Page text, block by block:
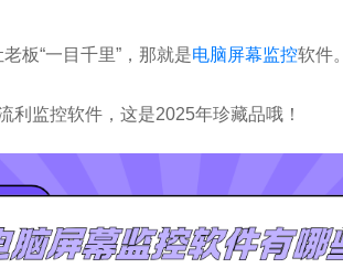
板“一目千里”，那就是电脑屏幕监控软件。
利监控软件，这是2025年珍藏品哦！